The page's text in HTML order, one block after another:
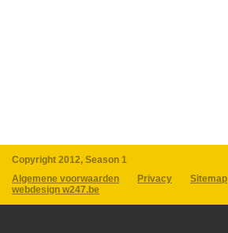
Copyright 2012, Season 1
Algemene voorwaarden
Privacy Sitemap
webdesign w247.be